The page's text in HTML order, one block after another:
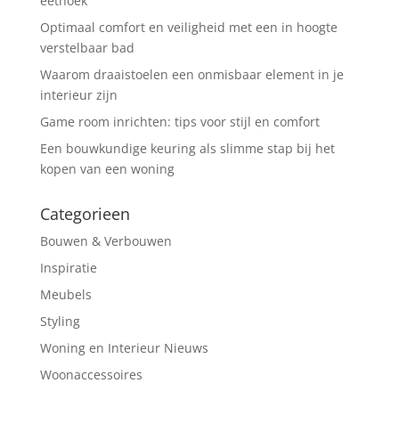
Optimaal comfort en veiligheid met een in hoogte
verstelbaar bad
Waarom draaistoelen een onmisbaar element in je
interieur zijn
Game room inrichten: tips voor stijl en comfort
Een bouwkundige keuring als slimme stap bij het
kopen van een woning
Categorieen
Bouwen & Verbouwen
Inspiratie
Meubels
Styling
Woning en Interieur Nieuws
Woonaccessoires